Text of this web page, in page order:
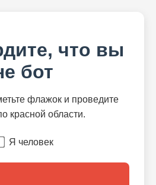
что вы
бот
флажок и проведите
красной области.
Я человек